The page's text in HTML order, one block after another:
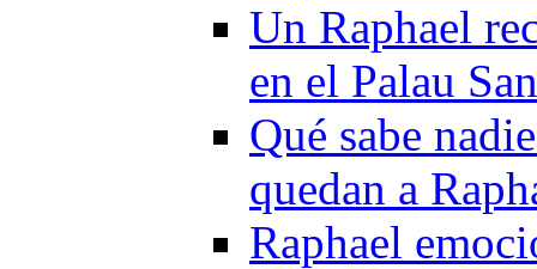
Un Raphael
en el Palau
Qué sabe
quedan a
Raphael